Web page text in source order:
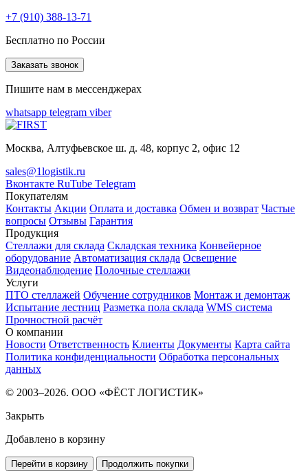
+7 (910) 388-13-71
Бесплатно по России
Заказать звонок
Пишите нам в мессенджерах
whatsapp telegram viber
Москва, Алтуфьевское ш. д. 48, корпус 2, офис 12
sales@1logistik.ru
Вконтакте RuTube Telegram
Покупателям
Контакты Акции Оплата и доставка Обмен и возврат Частые
вопросы Отзывы Гарантия
Продукция
Стеллажи для склада Складская техника Конвейерное
оборудование Автоматизация склада Освещение
Видеонаблюдение Полочные стеллажи
Услуги
ПТО стеллажей Обучение сотрудников Монтаж и демонтаж
Испытание лестниц Разметка пола склада WMS система
Прочностной расчёт
О компании
Новости Ответственность Клиенты Документы Карта сайта
Политика конфиденциальности Обработка персональных
данных
© 2003–2026. ООО «ФЁСТ ЛОГИСТИК»
Закрыть
Добавлено в корзину
Перейти в корзину Продолжить покупки